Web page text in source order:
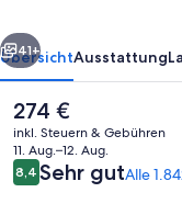
Weiter
41+
ÜbersichtAusstattung
Der
aktuelle
Preis
beträgt
274 €.
274 €
inkl. Steuern & Gebühren
11. Aug.–12. Aug.
Bewertungen
8,48,4 von 10.
Sehr gutAlle